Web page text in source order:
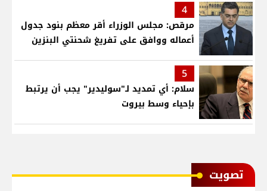
4
مرقص: مجلس الوزراء أقر معظم بنود جدول
أعماله ووافق على تفريغ شحنتي البنزين
5
سلام: أي تمديد لـ"سوليدير" يجب أن يرتبط
بإحياء وسط بيروت
ﺗﺼﻮﻳﺖ